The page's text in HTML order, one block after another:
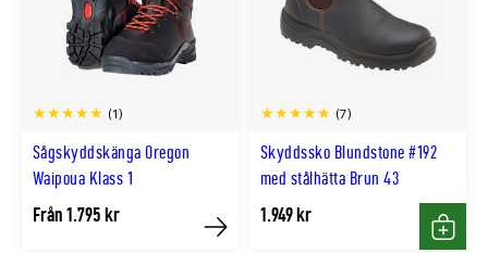
Sågskyddskänga Oregon
Waipoua Klass 1
(1)
Från 1.795 kr
Köp
Skyddssko Blundstone #192
med stålhätta Brun 43
(7)
1.949 kr
Köp